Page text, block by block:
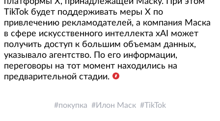
TikTok будет поддерживать меры X по
привлечению рекламодателей, а компания Маска
в сфере искусственного интеллекта xAI может
получить доступ к большим объемам данных,
указывало агентство. По его информации,
переговоры на тот момент находились на
предварительной стадии.
покупка Илон Маск TikTok